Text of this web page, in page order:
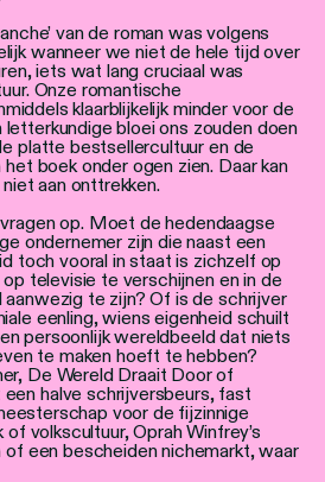
van de roman was volgens
wanneer we niet de hele tijd over
iets wat lang cruciaal was
Onze romantische
klaarblijkelijk minder voor de
bloei ons zouden doen
platte bestsellercultuur en de
boek onder ogen zien. Daar kan
aan onttrekken.
op. Moet de hedendaagse
ondernemer zijn die naast een
toch vooral in staat is zichzelf op
televisie te verschijnen en in de
aanwezig te zijn? Of is de schrijver
eenling, wiens eigenheid schuilt
persoonlijk wereldbeeld dat niets
te maken hoeft te hebben?
De Wereld Draait Door of
halve schrijversbeurs, fast
voor de fijzinnige
volkscultuur, Oprah Winfrey’s
een bescheiden nichemarkt, waar